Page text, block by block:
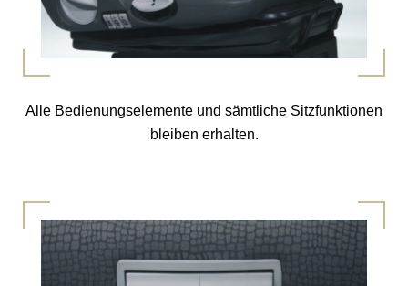
Alle Bedienungselemente und sämtliche Sitzfunktionen
bleiben erhalten.